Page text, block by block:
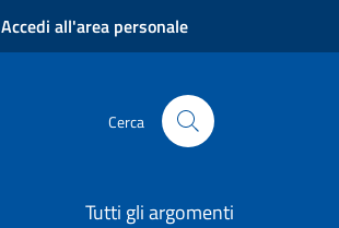
Accedi all'area personale
Cerca
Tutti gli argomenti